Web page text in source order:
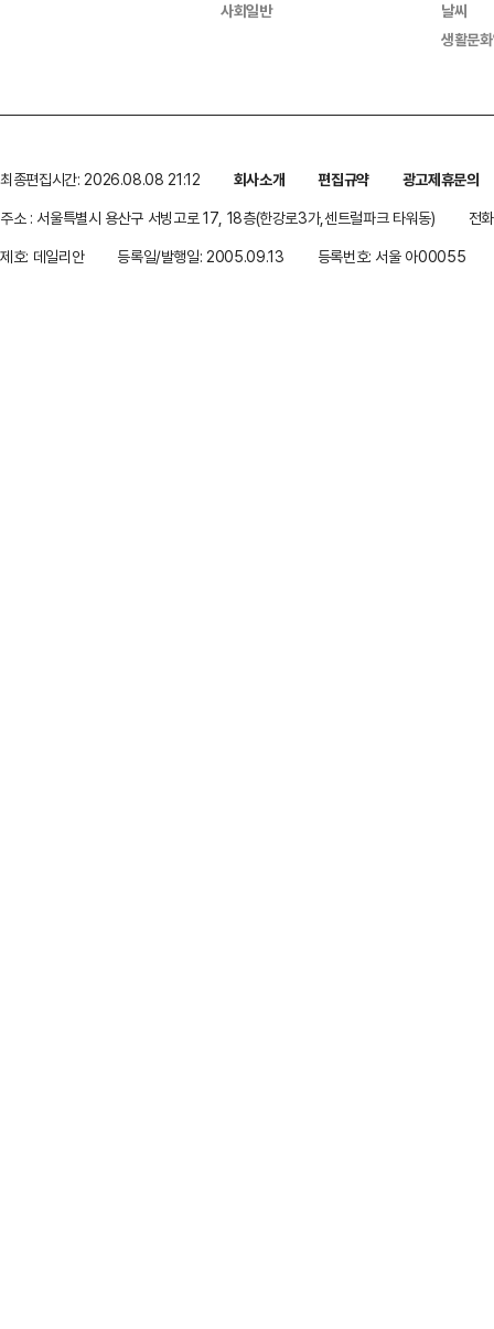
사회일반
날씨
생활문
최종편집시간: 2026.08.08 21:12 회사소개 편집규약
광고제휴문의
주소 : 서울특별시 용산구 서빙고로 17, 18층(한강로3가,센트럴파크 타워동)
전
제호: 데일리안
등록일/발행일: 2005.09.13 등록번호: 서울 아00055